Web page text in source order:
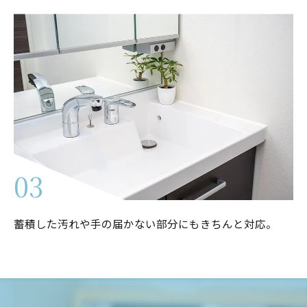
03
蓄積した汚れや手の届かない部分にもきちんと対応。